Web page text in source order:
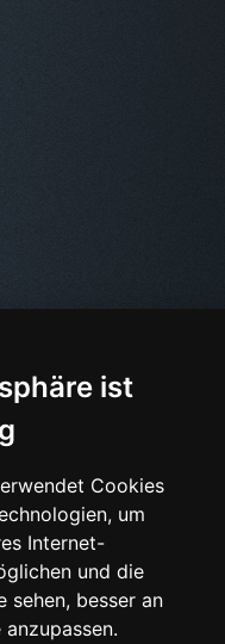
ist
Cookies
um
Internet-
und die
sehen, besser an